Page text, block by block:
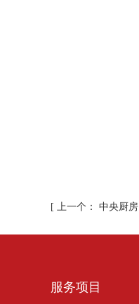
[ 上一个： 中央厨房
服务项目